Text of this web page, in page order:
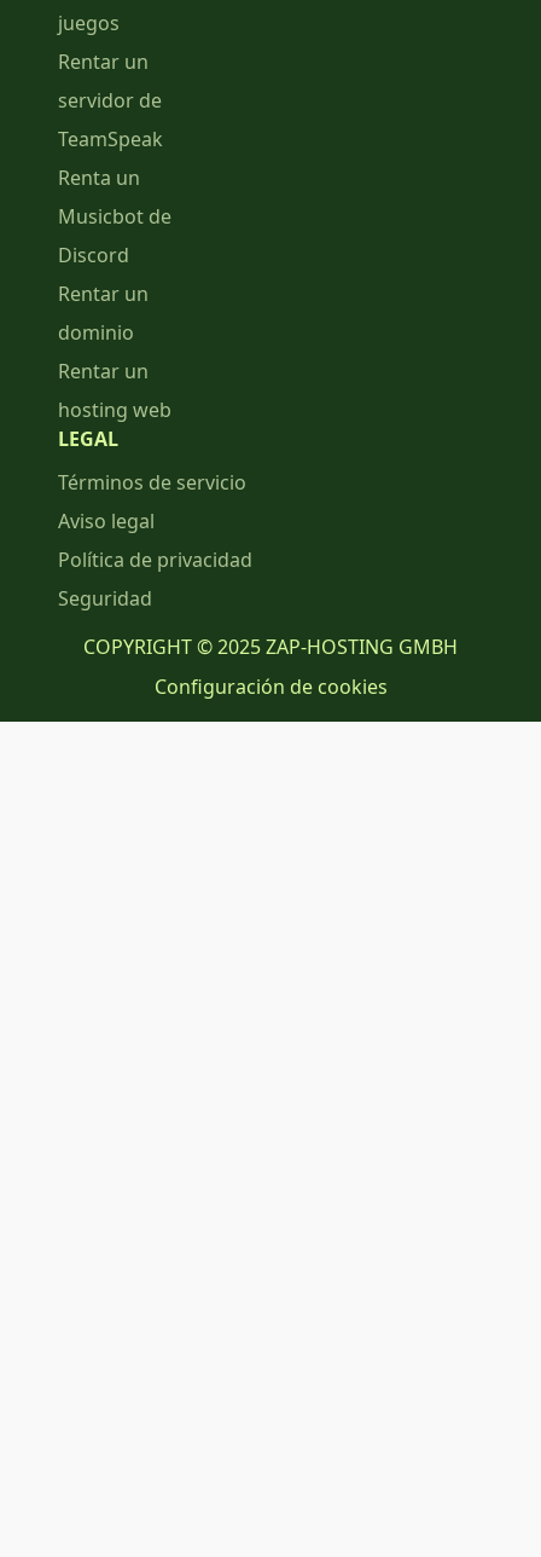
juegos
Rentar un
servidor de
TeamSpeak
Renta un
Musicbot de
Discord
Rentar un
dominio
Rentar un
hosting web
LEGAL
Términos de servicio
Aviso legal
Política de privacidad
Seguridad
COPYRIGHT © 2025 ZAP-HOSTING GMBH
Configuración de cookies